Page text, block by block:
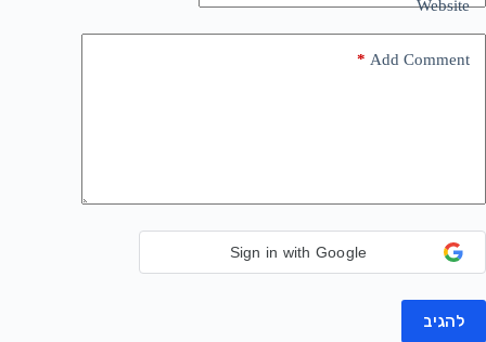
Website
Add Comment
*
Sign in with Google
להגיב